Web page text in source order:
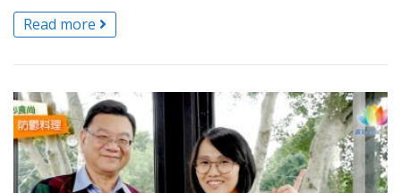
Read more